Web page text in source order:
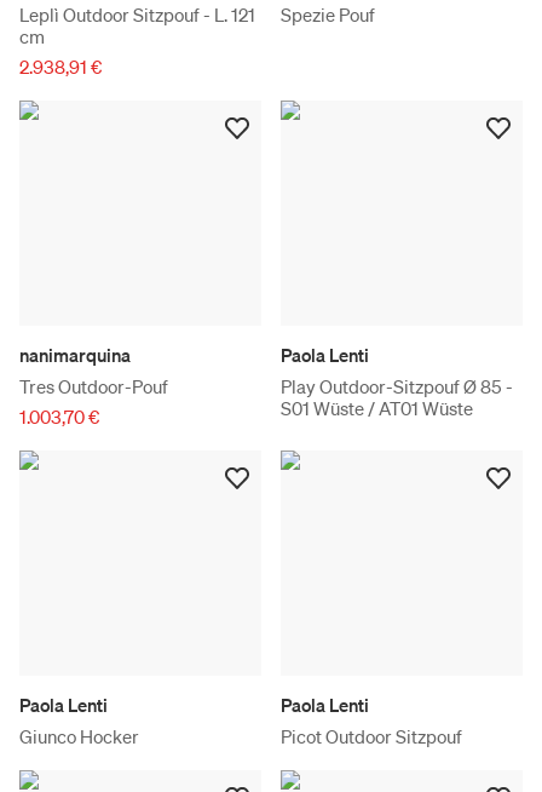
Leplì Outdoor Sitzpouf - L. 121
cm
2.938,91 €
Spezie Pouf
nanimarquina
Tres Outdoor-Pouf
1.003,70 €
Paola Lenti
Play Outdoor-Sitzpouf Ø 85 -
S01 Wüste / AT01 Wüste
Paola Lenti
Giunco Hocker
Paola Lenti
Picot Outdoor Sitzpouf